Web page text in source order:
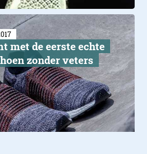
schoen
met de eerste echte
zonder veters